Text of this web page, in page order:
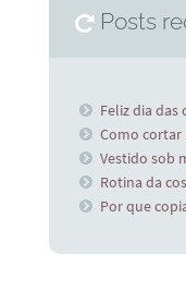
Posts
Feliz dia das
Como cortar
Vestido sob
Rotina da
Por que